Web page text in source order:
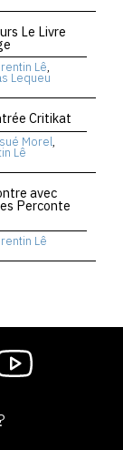
Le Livre
Lê,
Lequeu
Critikat
Morel,
Lê
avec
Perconte
Lê